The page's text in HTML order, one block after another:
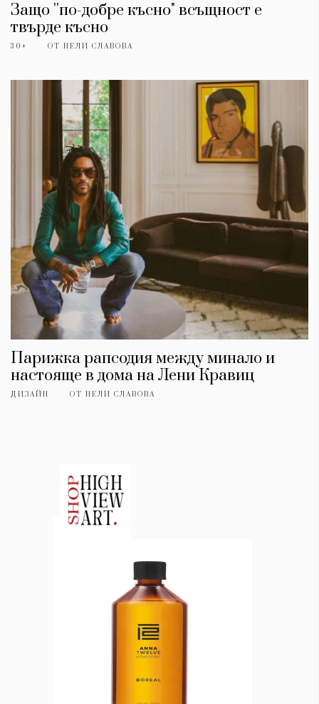
Защо ''по-добре късно" всъщност е
твърде късно
30+ ОТ НЕЛИ СЛАВОВА
Парижка рапсодия между минало и
настояще в дома на Лени Кравиц
ДИЗАЙН ОТ НЕЛИ СЛАВОВА